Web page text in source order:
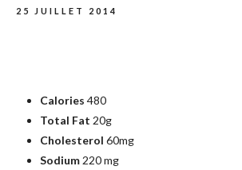
25 JUILLET 2014
Calories 480
Total Fat 20g
Cholesterol 60mg
Sodium 220 mg